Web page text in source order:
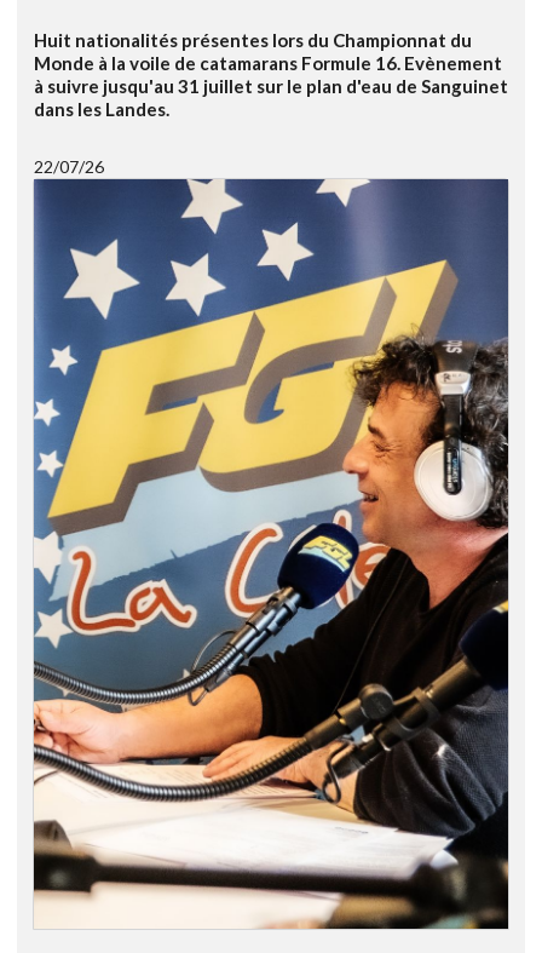
Huit nationalités présentes lors du Championnat du
Monde à la voile de catamarans Formule 16. Evènement
à suivre jusqu'au 31 juillet sur le plan d'eau de Sanguinet
dans les Landes.
22/07/26